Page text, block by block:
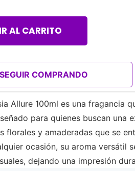
AL CARRITO
SEGUIR COMPRANDO
Allure 100ml es una fragancia
para quienes buscan una
florales y amaderadas que se
ocasión, su aroma versátil
dejando una impresión